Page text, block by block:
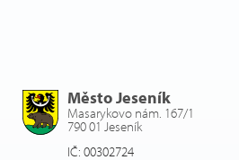
Město Jeseník
Masarykovo nám. 167/1
790 01 Jeseník
IČ: 00302724